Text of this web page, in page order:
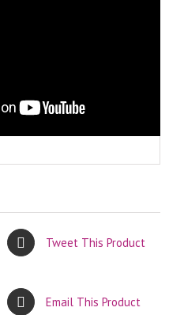
Tweet This Product
Email This Product